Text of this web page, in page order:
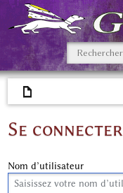
Se connecter
Nom d’utilisateur